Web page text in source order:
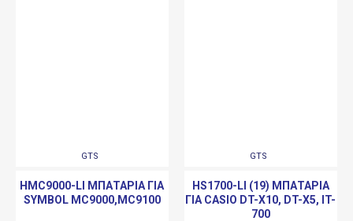
GTS
HMC9000-LI ΜΠΑΤΑΡΊΑ ΓΙΑ
SYMBOL MC9000,MC9100
GTS
HS1700-LI (19) ΜΠΑΤΑΡΊΑ
ΓΙΑ CASIO DT-X10, DT-X5, IT-
700